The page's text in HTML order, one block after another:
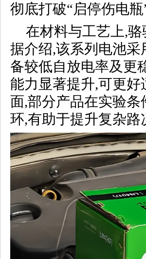
彻底打破“启停伤电瓶
在材料与工艺上,
据介绍,该系列电池
备较低自放电率及更
能力显著提升,可更
面,部分产品在实验
环,有助于提升复杂